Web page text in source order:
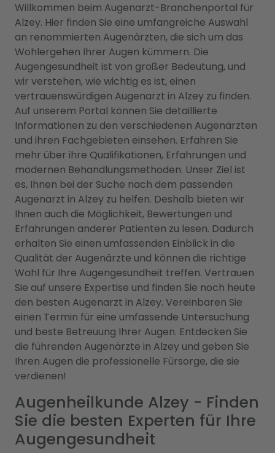
Willkommen beim Augenarzt-Branchenportal für
Alzey. Hier finden Sie eine umfangreiche Auswahl
an renommierten Augenärzten, die sich um das
Wohlergehen Ihrer Augen kümmern. Die
Augengesundheit ist von großer Bedeutung, und
wir verstehen, wie wichtig es ist, einen
vertrauenswürdigen Augenarzt in Alzey zu finden.
Auf unserem Portal können Sie detaillierte
Informationen zu den verschiedenen Augenärzten
und ihren Fachgebieten einsehen. Erfahren Sie
mehr über ihre Qualifikationen, Erfahrungen und
modernen Behandlungsmethoden. Unser Ziel ist
es, Ihnen bei der Suche nach dem passenden
Augenarzt in Alzey zu helfen. Deshalb bieten wir
Ihnen auch die Möglichkeit, Bewertungen und
Erfahrungen anderer Patienten zu lesen. Dadurch
erhalten Sie einen umfassenden Einblick in die
Qualität der Augenärzte und können die richtige
Wahl für Ihre Augengesundheit treffen. Vertrauen
Sie auf unsere Expertise und finden Sie noch heute
den besten Augenarzt in Alzey. Vereinbaren Sie
einen Termin für eine umfassende Untersuchung
und beste Betreuung Ihrer Augen. Entdecken Sie
die führenden Augenärzte in Alzey und geben Sie
Ihren Augen die professionelle Fürsorge, die sie
verdienen!
Augenheilkunde Alzey - Finden
Sie die besten Experten für Ihre
Augengesundheit